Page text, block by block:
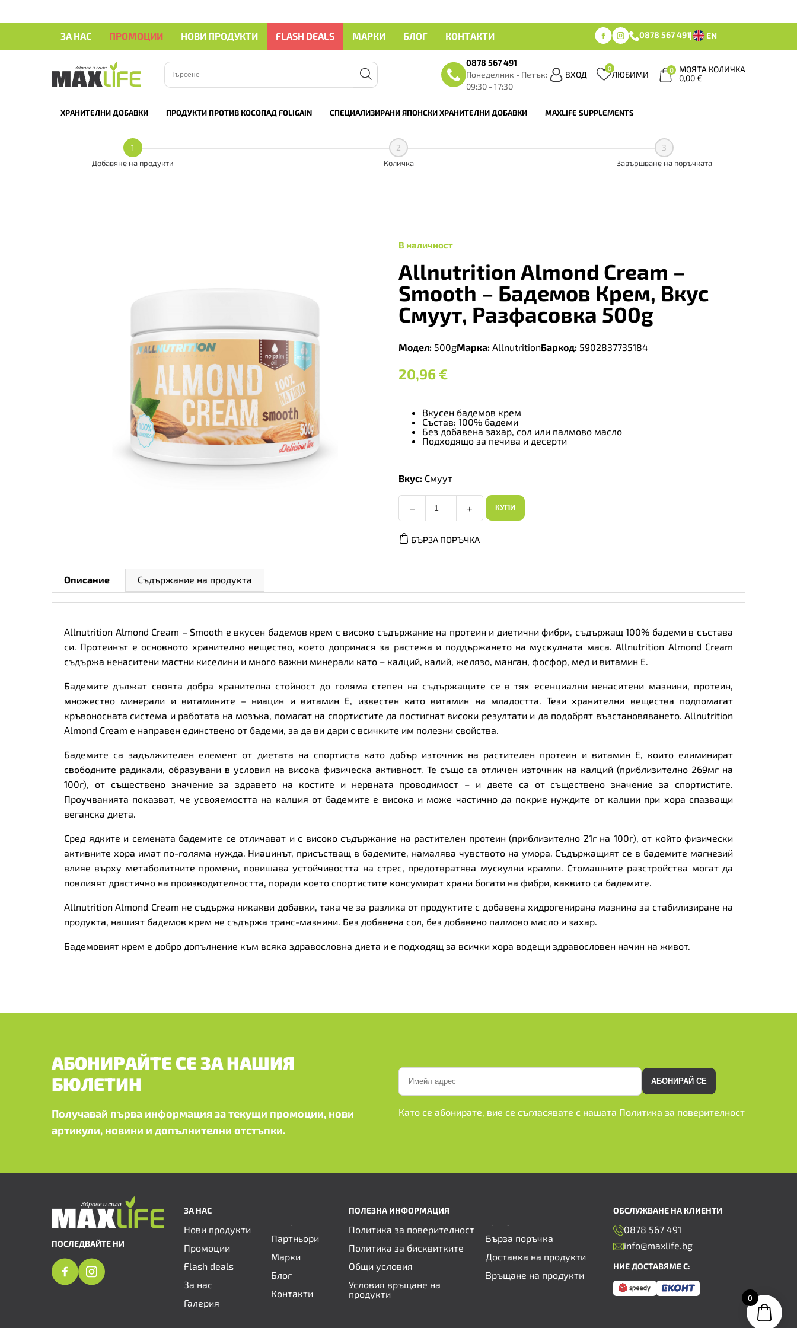
ЗА НАС ПРОМОЦИИ НОВИ ПРОДУКТИ FLASH DEALS МАРКИ БЛОГ КОНТАКТИ 0878 567 491 EN
0878 567 491
Понеделник - Петък:
09:30 - 17:30
ВХОД
0
ЛЮБИМИ 0
МОЯТА КОЛИЧКА
0,00€
ХРАНИТЕЛНИ ДОБАВКИ ПРОДУКТИ ПРОТИВ КОСОПАД FOLIGAIN СПЕЦИАЛИЗИРАНИ ЯПОНСКИ ХРАНИТЕЛНИ ДОБАВКИ MAXLIFE SUPPLEMENTS
1
Добавяне на продукти
2
Количка
3
Завършване на поръчката
В наличност
Allnutrition Almond Cream –
Smooth – Бадемов Крем, Вкус
Смуут, Разфасовка 500g
Модел: 500gМарка: AllnutritionБаркод: 5902837735184
20,96 €
Вкусен бадемов крем
Състав: 100% бадеми
Без добавена захар, сол или палмово масло
Подходящо за печива и десерти
Вкус: Смуут
−
Allnutrition
Almond
-
Разфасовка
+ КУПИ
БЪРЗА ПОРЪЧКА
Описание Съдържание на продукта
Allnutrition Almond Cream – Smooth е вкусен бадемов крем с високо съдържание на протеин и диетични фибри, съдържащ 100% бадеми в състава
си. Протеинът е основното хранително вещество, което допринася за растежа и поддържането на мускулната маса. Allnutrition Almond Cream
съдържа ненаситени мастни киселини и много важни минерали като – калций, калий, желязо, манган, фосфор, мед и витамин Е.
Бадемите дължат своята добра хранителна стойност до голяма степен на съдържащите се в тях есенциални ненаситени мазнини, протеин,
множество минерали и витамините – ниацин и витамин Е, известен като витамин на младостта. Тези хранителни вещества подпомагат
кръвоносната система и работата на мозъка, помагат на спортистите да постигнат високи резултати и да подобрят възстановяването. Allnutrition
Almond Cream е направен единствено от бадеми, за да ви дари с всичките им полезни свойства.
Бадемите са задължителен елемент от диетата на спортиста като добър източник на растителен протеин и витамин Е, които елиминират
свободните радикали, образувани в условия на висока физическа активност. Те също са отличен източник на калций (приблизително 269мг на
100г), от съществено значение за здравето на костите и нервната проводимост – и двете са от съществено значение за спортистите.
Проучванията показват, че усвояемостта на калция от бадемите е висока и може частично да покрие нуждите от калции при хора спазващи
веганска диета.
Сред ядките и семената бадемите се отличават и с високо съдържание на растителен протеин (приблизително 21г на 100г), от който физически
активните хора имат по-голяма нужда. Ниацинът, присъстващ в бадемите, намалява чувството на умора. Съдържащият се в бадемите магнезий
влияе върху метаболитните промени, повишава устойчивостта на стрес, предотвратява мускулни крампи. Стомашните разстройства могат да
повлияят драстично на производителността, поради което спортистите консумират храни богати на фибри, каквито са бадемите.
Allnutrition Almond Cream не съдържа никакви добавки, така че за разлика от продуктите с добавена хидрогенирана мазнина за стабилизиране на
продукта, нашият бадемов крем не съдържа транс-мазнини. Без добавена сол, без добавено палмово масло и захар.
Бадемовият крем е добро допълнение към всяка здравословна диета и е подходящ за всички хора водещи здравословен начин на живот.
АБОНИРАЙТЕ СЕ ЗА НАШИЯ
БЮЛЕТИН
Получавай първа информация за текущи промоции, нови
артикули, новини и допълнителни отстъпки.
АБОНИРАЙ СЕ
Като се абонирате, вие се съгласявате с нашата Политика за поверителност
ПОСЛЕДВАЙТЕ НИ
ЗА НАС
Нови продукти
Промоции
Flash deals
За нас
Галерия
Партньори
Марки
Блог
Контакти
ПОЛЕЗНА ИНФОРМАЦИЯ
Политика за поверителност
Политика за бисквитките
Общи условия
Условия връщане на
продукти
Бърза поръчка
Доставка на продукти
Връщане на продукти
ОБСЛУЖВАНЕ НА КЛИЕНТИ
0878 567 491
info@maxlife.bg
НИЕ ДОСТАВЯМЕ С:
0